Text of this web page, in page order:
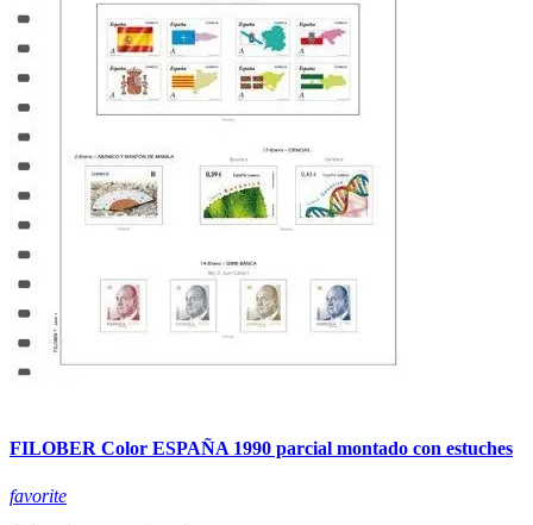
FILOBER Color ESPAÑA 1990 parcial montado con estuches
favorite